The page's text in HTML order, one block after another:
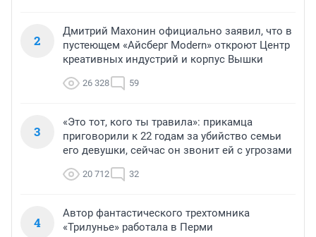
2
Дмитрий Махонин официально заявил, что в
пустеющем «Айсберг Modern» откроют Центр
креативных индустрий и корпус Вышки
26 328 59
3
«Это тот, кого ты травила»: прикамца
приговорили к 22 годам за убийство семьи
его девушки, сейчас он звонит ей с угрозами
20 712 32
4
Автор фантастического трехтомника
«Трилунье» работала в Перми